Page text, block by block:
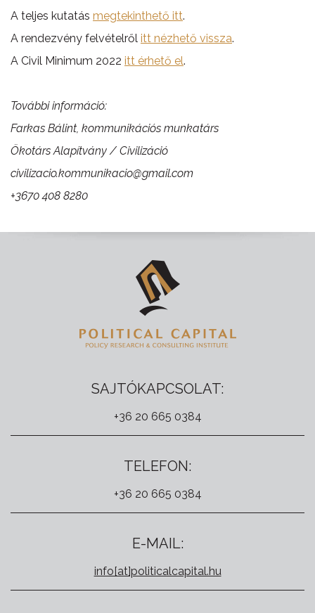
A teljes kutatás megtekinthető itt.
A rendezvény felvételről itt nézhető vissza.
A Civil Minimum 2022 itt érhető el.
További információ:
Farkas Bálint, kommunikációs munkatárs
Ökotárs Alapítvány / Civilizáció
civilizacio.kommunikacio@gmail.com
+3670 408 8280
SAJTÓKAPCSOLAT:
+36 20 665 0384
TELEFON:
+36 20 665 0384
E-MAIL:
info[at]politicalcapital.hu